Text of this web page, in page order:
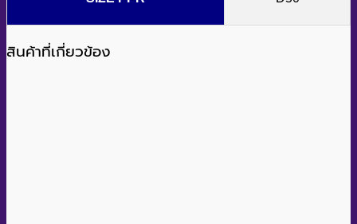
สินค้าที่เกี่ยวข้อง